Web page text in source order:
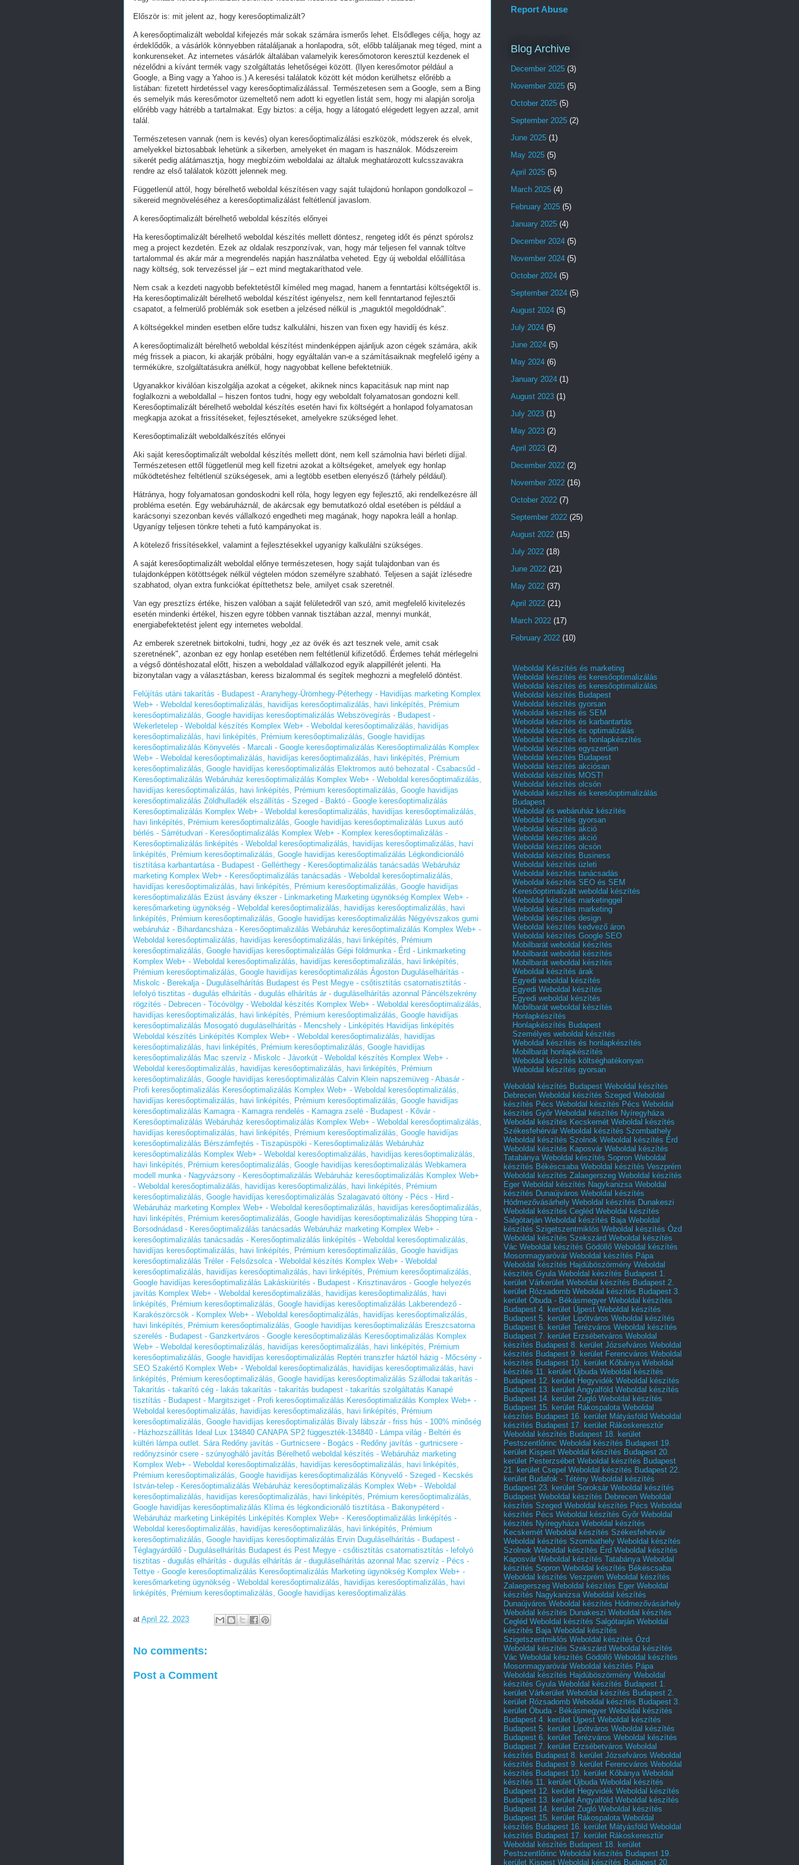
Először is: mit jelent az, hogy keresőoptimalizált?
A keresőoptimalizált weboldal kifejezés már sokak számára ismerős lehet. Elsődleges célja, hogy az
érdeklődők, a vásárlók könnyebben rátaláljanak a honlapodra, sőt, előbb találjanak meg téged, mint a
konkurenseket. Az internetes vásárlók általában valamelyik keresőmotoron keresztül kezdenek el
nézelődni a kívánt termék vagy szolgáltatás lehetőségei között. (Ilyen keresőmotor például a
Google, a Bing vagy a Yahoo is.) A keresési találatok között két módon kerülhetsz előrébb a
listában: fizetett hirdetéssel vagy keresőoptimalizálással. Természetesen sem a Google, sem a Bing
és semelyik más keresőmotor üzemeltető nem adott ki egyetlen listát sem, hogy mi alapján sorolja
előrébb vagy hátrébb a tartalmakat. Egy biztos: a célja, hogy a látogató elégedett legyen azzal, amit
talál.
Természetesen vannak (nem is kevés) olyan keresőoptimalizálási eszközök, módszerek és elvek,
amelyekkel biztosabbak lehetünk a sikerben, amelyeket én magam is használok. Módszereim
sikerét pedig alátámasztja, hogy megbízóim weboldalai az általuk meghatározott kulcsszavakra
rendre az első találatok között jelennek meg.
Függetlenül attól, hogy bérelhető weboldal készítésen vagy saját tulajdonú honlapon gondolkozol –
sikereid megnöveléséhez a keresőoptimalizálást feltétlenül javaslom.
A keresőoptimalizált bérelhető weboldal készítés előnyei
Ha keresőoptimalizált bérelhető weboldal készítés mellett döntesz, rengeteg időt és pénzt spórolsz
meg a project kezdetén. Ezek az oldalak reszponzívak, van, hogy már teljesen fel vannak töltve
tartalommal és akár már a megrendelés napján használatba veheted. Egy új weboldal előállítása
nagy költség, sok tervezéssel jár – ezt mind megtakaríthatod vele.
Nem csak a kezdeti nagyobb befektetéstől kíméled meg magad, hanem a fenntartási költségektől is.
Ha keresőoptimalizált bérelhető weboldal készítést igényelsz, nem kell fenntartanod fejlesztői
csapatot, a felmerülő problémák sok esetben a jelzésed nélkül is „maguktól megoldódnak".
A költségekkel minden esetben előre tudsz kalkulálni, hiszen van fixen egy havidíj és kész.
A keresőoptimalizált bérelhető weboldal készítést mindenképpen ajánljuk azon cégek számára, akik
még frissek a piacon, ki akarják próbálni, hogy egyáltalán van-e a számításaiknak megfelelő igény a
termékükre, szolgáltatásukra anélkül, hogy nagyobbat kellene befektetniük.
Ugyanakkor kiválóan kiszolgálja azokat a cégeket, akiknek nincs kapacitásuk nap mint nap
foglalkozni a weboldallal – hiszen fontos tudni, hogy egy weboldalt folyamatosan gondozni kell.
Keresőoptimalizált bérelhető weboldal készítés esetén havi fix költségért a honlapod folyamatosan
megkapja azokat a frissítéseket, fejlesztéseket, amelyekre szükséged lehet.
Keresőoptimalizált weboldalkészítés előnyei
Aki saját keresőoptimalizált weboldal készítés mellett dönt, nem kell számolnia havi bérleti díjjal.
Természetesen ettől függetlenül meg kell fizetni azokat a költségeket, amelyek egy honlap
működtetéshez feltétlenül szükségesek, ami a legtöbb esetben elenyésző (tárhely például).
Hátránya, hogy folyamatosan gondoskodni kell róla, hogy legyen egy fejlesztő, aki rendelkezésre áll
probléma esetén. Egy webáruháznál, de akárcsak egy bemutatkozó oldal esetében is például a
karácsonyi szezonban kevés vállalkozó engedheti meg magának, hogy napokra leáll a honlap.
Ugyanígy teljesen tönkre teheti a futó kampányokat is.
A kötelező frissítésekkel, valamint a fejlesztésekkel ugyanígy kalkulálni szükséges.
A saját keresőoptimalizált weboldal előnye természetesen, hogy saját tulajdonban van és
tulajdonképpen kötöttségek nélkül végtelen módon személyre szabható. Teljesen a saját ízlésedre
szabhatod, olyan extra funkciókat építtethetsz bele, amilyet csak szeretnél.
Van egy presztízs értéke, hiszen valóban a saját felületedről van szó, amit megfelelő kivitelezés
esetén mindenki értékel, hiszen egyre többen vannak tisztában azzal, mennyi munkát,
energiabefektetést jelent egy internetes weboldal.
Az emberek szeretnek birtokolni, tudni, hogy „ez az övék és azt tesznek vele, amit csak
szeretnének", azonban ez egy honlap esetében nem feltétlenül kifizetődő. Érdemes tehát mérlegelni
a végső döntéshozatal előtt, hiszen a weboldalad vállalkozod egyik alappillérét jelenti. Ha
bizonytalan vagy a választásban, keress bizalommal és segítek meghozni a megfelelő döntést.
Felújítás utáni takarítás - Budapest - Aranyhegy-Ürömhegy-Péterhegy - Havidíjas marketing Komplex
Web+ - Weboldal keresőoptimalizálás, havidíjas keresőoptimalizálás, havi linképítés, Prémium
keresőoptimalizálás, Google havidíjas keresőoptimalizálás Webszövegírás - Budapest -
Wekerletelep - Weboldal készítés Komplex Web+ - Weboldal keresőoptimalizálás, havidíjas
keresőoptimalizálás, havi linképítés, Prémium keresőoptimalizálás, Google havidíjas
keresőoptimalizálás Könyvelés - Marcali - Google keresőoptimalizálás Keresőoptimalizálás Komplex
Web+ - Weboldal keresőoptimalizálás, havidíjas keresőoptimalizálás, havi linképítés, Prémium
keresőoptimalizálás, Google havidíjas keresőoptimalizálás Elektromos autó behozatal - Csabacsűd -
Keresőoptimalizálás Webáruház keresőoptimalizálás Komplex Web+ - Weboldal keresőoptimalizálás,
havidíjas keresőoptimalizálás, havi linképítés, Prémium keresőoptimalizálás, Google havidíjas
keresőoptimalizálás Zöldhulladék elszállítás - Szeged - Baktó - Google keresőoptimalizálás
Keresőoptimalizálás Komplex Web+ - Weboldal keresőoptimalizálás, havidíjas keresőoptimalizálás,
havi linképítés, Prémium keresőoptimalizálás, Google havidíjas keresőoptimalizálás Luxus autó
bérlés - Sárrétudvari - Keresőoptimalizálás Komplex Web+ - Komplex keresőoptimalizálás -
Keresőoptimalizálás linképítés - Weboldal keresőoptimalizálás, havidíjas keresőoptimalizálás, havi
linképítés, Prémium keresőoptimalizálás, Google havidíjas keresőoptimalizálás Légkondicionáló
tisztítása karbantartása - Budapest - Gellérthegy - Keresőoptimalizálás tanácsadás Webáruház
marketing Komplex Web+ - Keresőoptimalizálás tanácsadás - Weboldal keresőoptimalizálás,
havidíjas keresőoptimalizálás, havi linképítés, Prémium keresőoptimalizálás, Google havidíjas
keresőoptimalizálás Ezüst ásvány ékszer - Linkmarketing Marketing ügynökség Komplex Web+ -
keresőmarketing ügynökség - Weboldal keresőoptimalizálás, havidíjas keresőoptimalizálás, havi
linképítés, Prémium keresőoptimalizálás, Google havidíjas keresőoptimalizálás Négyévszakos gumi
webáruház - Bihardancsháza - Keresőoptimalizálás Webáruház keresőoptimalizálás Komplex Web+ -
Weboldal keresőoptimalizálás, havidíjas keresőoptimalizálás, havi linképítés, Prémium
keresőoptimalizálás, Google havidíjas keresőoptimalizálás Gépi földmunka - Érd - Linkmarketing
Komplex Web+ - Weboldal keresőoptimalizálás, havidíjas keresőoptimalizálás, havi linképítés,
Prémium keresőoptimalizálás, Google havidíjas keresőoptimalizálás Ágoston Duguláselhárítás -
Miskolc - Berekalja - Duguláselhárítás Budapest és Pest Megye - csőtisztítás csatornatisztítás -
lefolyó tisztitas - dugulás elhárítás - dugulás elhárítás ár - duguláselhárítás azonnal Páncélszekrény
rögzítés - Debrecen - Tócóvölgy - Weboldal készítés Komplex Web+ - Weboldal keresőoptimalizálás,
havidíjas keresőoptimalizálás, havi linképítés, Prémium keresőoptimalizálás, Google havidíjas
keresőoptimalizálás Mosogató duguláselhárítás - Mencshely - Linképítés Havidíjas linképítés
Weboldal készítés Linképítés Komplex Web+ - Weboldal keresőoptimalizálás, havidíjas
keresőoptimalizálás, havi linképítés, Prémium keresőoptimalizálás, Google havidíjas
keresőoptimalizálás Mac szervíz - Miskolc - Jávorkút - Weboldal készítés Komplex Web+ -
Weboldal keresőoptimalizálás, havidíjas keresőoptimalizálás, havi linképítés, Prémium
keresőoptimalizálás, Google havidíjas keresőoptimalizálás Calvin Klein napszemüveg - Abasár -
Profi keresőoptimalizálás Keresőoptimalizálás Komplex Web+ - Weboldal keresőoptimalizálás,
havidíjas keresőoptimalizálás, havi linképítés, Prémium keresőoptimalizálás, Google havidíjas
keresőoptimalizálás Kamagra - Kamagra rendelés - Kamagra zselé - Budapest - Kővár -
Keresőoptimalizálás Webáruház keresőoptimalizálás Komplex Web+ - Weboldal keresőoptimalizálás,
havidíjas keresőoptimalizálás, havi linképítés, Prémium keresőoptimalizálás, Google havidíjas
keresőoptimalizálás Bérszámfejtés - Tiszapüspöki - Keresőoptimalizálás Webáruház
keresőoptimalizálás Komplex Web+ - Weboldal keresőoptimalizálás, havidíjas keresőoptimalizálás,
havi linképítés, Prémium keresőoptimalizálás, Google havidíjas keresőoptimalizálás Webkamera
modell munka - Nagyvázsony - Keresőoptimalizálás Webáruház keresőoptimalizálás Komplex Web+
- Weboldal keresőoptimalizálás, havidíjas keresőoptimalizálás, havi linképítés, Prémium
keresőoptimalizálás, Google havidíjas keresőoptimalizálás Szalagavató öltöny - Pécs - Hird -
Webáruház marketing Komplex Web+ - Weboldal keresőoptimalizálás, havidíjas keresőoptimalizálás,
havi linképítés, Prémium keresőoptimalizálás, Google havidíjas keresőoptimalizálás Shopping túra -
Borsodnádasd - Keresőoptimalizálás tanácsadás Webáruház marketing Komplex Web+ -
keresőoptimalizálás tanácsadás - Keresőoptimalizálás linképítés - Weboldal keresőoptimalizálás,
havidíjas keresőoptimalizálás, havi linképítés, Prémium keresőoptimalizálás, Google havidíjas
keresőoptimalizálás Tréler - Felsőzsolca - Weboldal készítés Komplex Web+ - Weboldal
keresőoptimalizálás, havidíjas keresőoptimalizálás, havi linképítés, Prémium keresőoptimalizálás,
Google havidíjas keresőoptimalizálás Lakáskiürítés - Budapest - Krisztinaváros - Google helyezés
javítás Komplex Web+ - Weboldal keresőoptimalizálás, havidíjas keresőoptimalizálás, havi
linképítés, Prémium keresőoptimalizálás, Google havidíjas keresőoptimalizálás Lakberendező -
Karakószörcsök - Komplex Web+ - Weboldal keresőoptimalizálás, havidíjas keresőoptimalizálás,
havi linképítés, Prémium keresőoptimalizálás, Google havidíjas keresőoptimalizálás Ereszcsatorna
szerelés - Budapest - Ganzkertváros - Google keresőoptimalizálás Keresőoptimalizálás Komplex
Web+ - Weboldal keresőoptimalizálás, havidíjas keresőoptimalizálás, havi linképítés, Prémium
keresőoptimalizálás, Google havidíjas keresőoptimalizálás Reptéri transzfer háztól házig - Mőcsény -
SEO Szakértő Komplex Web+ - Weboldal keresőoptimalizálás, havidíjas keresőoptimalizálás, havi
linképítés, Prémium keresőoptimalizálás, Google havidíjas keresőoptimalizálás Szállodai takarítás -
Takarítás - takarító cég - lakás takarítás - takarítás budapest - takarítás szolgáltatás Kanapé
tisztítás - Budapest - Margitsziget - Profi keresőoptimalizálás Keresőoptimalizálás Komplex Web+ -
Weboldal keresőoptimalizálás, havidíjas keresőoptimalizálás, havi linképítés, Prémium
keresőoptimalizálás, Google havidíjas keresőoptimalizálás Bivaly lábszár - friss hús - 100% minőség
- Házhozszállítás Ideal Lux 134840 CANAPA SP2 függeszték-134840 - Lámpa világ - Beltéri és
kültéri lámpa outlet. Sára Redőny javítás - Gurtnicsere - Bogács - Redőny javítás - gurtnicsere -
redőnyzsinór csere - szúnyogháló javítás Bérelhető weboldal készítés - Webáruház marketing
Komplex Web+ - Weboldal keresőoptimalizálás, havidíjas keresőoptimalizálás, havi linképítés,
Prémium keresőoptimalizálás, Google havidíjas keresőoptimalizálás Könyvelő - Szeged - Kecskés
István-telep - Keresőoptimalizálás Webáruház keresőoptimalizálás Komplex Web+ - Weboldal
keresőoptimalizálás, havidíjas keresőoptimalizálás, havi linképítés, Prémium keresőoptimalizálás,
Google havidíjas keresőoptimalizálás Klíma és légkondicionáló tisztítása - Bakonypéterd -
Webáruház marketing Linképítés Linképítés Komplex Web+ - Keresőoptimalizálás linképítés -
Weboldal keresőoptimalizálás, havidíjas keresőoptimalizálás, havi linképítés, Prémium
keresőoptimalizálás, Google havidíjas keresőoptimalizálás Ervin Duguláselhárítás - Budapest -
Téglagyárdűlő - Duguláselhárítás Budapest és Pest Megye - csőtisztítás csatornatisztítás - lefolyó
tisztitas - dugulás elhárítás - dugulás elhárítás ár - duguláselhárítás azonnal Mac szervíz - Pécs -
Tettye - Google keresőoptimalizálás Keresőoptimalizálás Marketing ügynökség Komplex Web+ -
keresőmarketing ügynökség - Weboldal keresőoptimalizálás, havidíjas keresőoptimalizálás, havi
linképítés, Prémium keresőoptimalizálás, Google havidíjas keresőoptimalizálás
at April 22, 2023
No comments:
Post a Comment
Report Abuse
Blog Archive
December 2025 (3)
November 2025 (5)
October 2025 (5)
September 2025 (2)
June 2025 (1)
May 2025 (5)
April 2025 (5)
March 2025 (4)
February 2025 (5)
January 2025 (4)
December 2024 (5)
November 2024 (5)
October 2024 (5)
September 2024 (5)
August 2024 (5)
July 2024 (5)
June 2024 (5)
May 2024 (6)
January 2024 (1)
August 2023 (1)
July 2023 (1)
May 2023 (2)
April 2023 (2)
December 2022 (2)
November 2022 (16)
October 2022 (7)
September 2022 (25)
August 2022 (15)
July 2022 (18)
June 2022 (21)
May 2022 (37)
April 2022 (21)
March 2022 (17)
February 2022 (10)
Weboldal Készítés és marketing
Weboldal készítés és keresőoptimalizálás
Weboldal készítés és keresőoptimalizálás
Weboldal készítés Budapest
Weboldal készítés gyorsan
Weboldal készítés és SEM
Weboldal készítés és karbantartás
Weboldal készítés és optimalizálás
Weboldal készítés és honlapkészítés
Weboldal készítés egyszerűen
Weboldal készítés Budapest
Weboldal készítés akciósan
Weboldal készítés MOST!
Weboldal készítés olcsón
Weboldal készítés és keresőoptimalizálás
Budapest
Weboldal és webáruház készítés
Weboldal készítés gyorsan
Weboldal készítés akció
Weboldal készítés akció
Weboldal készítés olcsón
Weboldal készítés Business
Weboldal készítés üzleti
Weboldal készítés tanácsadás
Weboldal készítés SEO és SEM
Keresőoptimalizált weboldal készítés
Weboldal készítés marketinggel
Weboldal készítés marketing
Weboldal készítés design
Weboldal készítés kedvező áron
Weboldal készítés Google SEO
Mobilbarát weboldal készítés
Mobilbarát weboldal készítés
Mobilbarát weboldal készítés
Weboldal készítés árak
Egyedi weboldal készítés
Egyedi Weboldal készítés
Egyedi weboldal készítés
Mobilbarát weboldal készítés
Honlapkészítés
Honlapkészítés Budapest
Személyes weboldal készítés
Weboldal készítés és honlapkészítés
Mobilbarát honlapkészítés
Weboldal készítés költséghatékonyan
Weboldal készítés gyorsan
Weboldal készítés Budapest Weboldal készítés
Debrecen Weboldal készítés Szeged Weboldal
készítés Pécs Weboldal készítés Pécs Weboldal
készítés Győr Weboldal készítés Nyíregyháza
Weboldal készítés Kecskemét Weboldal készítés
Székesfehérvár Weboldal készítés Szombathely
Weboldal készítés Szolnok Weboldal készítés Érd
Weboldal készítés Kaposvár Weboldal készítés
Tatabánya Weboldal készítés Sopron Weboldal
készítés Békéscsaba Weboldal készítés Veszprém
Weboldal készítés Zalaegerszeg Weboldal készítés
Eger Weboldal készítés Nagykanizsa Weboldal
készítés Dunaújváros Weboldal készítés
Hódmezővásárhely Weboldal készítés Dunakeszi
Weboldal készítés Cegléd Weboldal készítés
Salgótarján Weboldal készítés Baja Weboldal
készítés Szigetszentmiklós Weboldal készítés Ózd
Weboldal készítés Szekszárd Weboldal készítés
Vác Weboldal készítés Gödöllő Weboldal készítés
Mosonmagyaróvár Weboldal készítés Pápa
Weboldal készítés Hajdúböszörmény Weboldal
készítés Gyula Weboldal készítés Budapest 1.
kerület Várkerület Weboldal készítés Budapest 2.
kerület Rózsadomb Weboldal készítés Budapest 3.
kerület Óbuda - Békásmegyer Weboldal készítés
Budapest 4. kerület Újpest Weboldal készítés
Budapest 5. kerület Lipótváros Weboldal készítés
Budapest 6. kerület Terézváros Weboldal készítés
Budapest 7. kerület Erzsébetváros Weboldal
készítés Budapest 8. kerület Józsefváros Weboldal
készítés Budapest 9. kerület Ferencváros Weboldal
készítés Budapest 10. kerület Kőbánya Weboldal
készítés 11. kerület Újbuda Weboldal készítés
Budapest 12. kerület Hegyvidék Weboldal készítés
Budapest 13. kerület Angyalföld Weboldal készítés
Budapest 14. kerület Zugló Weboldal készítés
Budapest 15. kerület Rákospalota Weboldal
készítés Budapest 16. kerület Mátyásföld Weboldal
készítés Budapest 17. kerület Rákoskeresztúr
Weboldal készítés Budapest 18. kerület
Pestszentlőrinc Weboldal készítés Budapest 19.
kerület Kispest Weboldal készítés Budapest 20.
kerület Pesterzsébet Weboldal készítés Budapest
21. kerület Csepel Weboldal készítés Budapest 22.
kerület Budafok - Tétény Weboldal készítés
Budapest 23. kerület Soroksár Weboldal készítés
Budapest Weboldal készítés Debrecen Weboldal
készítés Szeged Weboldal készítés Pécs Weboldal
készítés Pécs Weboldal készítés Győr Weboldal
készítés Nyíregyháza Weboldal készítés
Kecskemét Weboldal készítés Székesfehérvár
Weboldal készítés Szombathely Weboldal készítés
Szolnok Weboldal készítés Érd Weboldal készítés
Kaposvár Weboldal készítés Tatabánya Weboldal
készítés Sopron Weboldal készítés Békéscsaba
Weboldal készítés Veszprém Weboldal készítés
Zalaegerszeg Weboldal készítés Eger Weboldal
készítés Nagykanizsa Weboldal készítés
Dunaújváros Weboldal készítés Hódmezővásárhely
Weboldal készítés Dunakeszi Weboldal készítés
Cegléd Weboldal készítés Salgótarján Weboldal
készítés Baja Weboldal készítés
Szigetszentmiklós Weboldal készítés Ózd
Weboldal készítés Szekszárd Weboldal készítés
Vác Weboldal készítés Gödöllő Weboldal készítés
Mosonmagyaróvár Weboldal készítés Pápa
Weboldal készítés Hajdúböszörmény Weboldal
készítés Gyula Weboldal készítés Budapest 1.
kerület Várkerület Weboldal készítés Budapest 2.
kerület Rózsadomb Weboldal készítés Budapest 3.
kerület Óbuda - Békásmegyer Weboldal készítés
Budapest 4. kerület Újpest Weboldal készítés
Budapest 5. kerület Lipótváros Weboldal készítés
Budapest 6. kerület Terézváros Weboldal készítés
Budapest 7. kerület Erzsébetváros Weboldal
készítés Budapest 8. kerület Józsefváros Weboldal
készítés Budapest 9. kerület Ferencváros Weboldal
készítés Budapest 10. kerület Kőbánya Weboldal
készítés 11. kerület Újbuda Weboldal készítés
Budapest 12. kerület Hegyvidék Weboldal készítés
Budapest 13. kerület Angyalföld Weboldal készítés
Budapest 14. kerület Zugló Weboldal készítés
Budapest 15. kerület Rákospalota Weboldal
készítés Budapest 16. kerület Mátyásföld Weboldal
készítés Budapest 17. kerület Rákoskeresztúr
Weboldal készítés Budapest 18. kerület
Pestszentlőrinc Weboldal készítés Budapest 19.
kerület Kispest Weboldal készítés Budapest 20.